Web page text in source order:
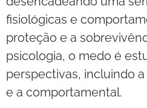
fisiológicas e
proteção e a
psicologia, o medo é
perspectivas, incluindo
e a comportamental.